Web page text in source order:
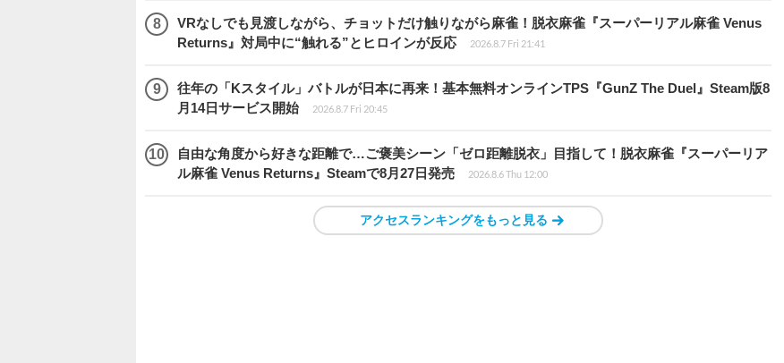
VRなしでも見渡しながら、チョットだけ触りながら麻雀！脱衣麻雀『スーパーリアル麻雀 Venus
Returns』対局中に“触れる”とヒロインが反応
2026.8.7 Fri 21:41
往年の「Kスタイル」バトルが日本に再来！基本無料オンラインTPS『GunZ The Duel』Steam版8
月14日サービス開始
2026.8.7 Fri 20:45
自由な角度から好きな距離で…ご褒美シーン「ゼロ距離脱衣」目指して！脱衣麻雀『スーパーリア
ル麻雀 Venus Returns』Steamで8月27日発売
2026.8.6 Thu 12:00
アクセスランキングをもっと見る